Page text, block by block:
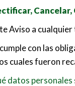
Aviso a
con las
cuales fueron
datos